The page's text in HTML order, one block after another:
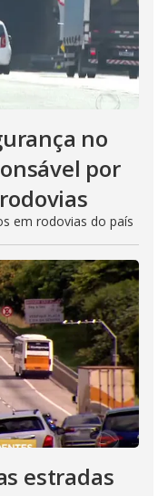
no
por
em rodovias do país
estradas